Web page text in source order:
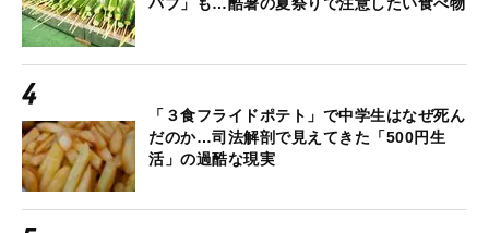
バブ」も…酷暑の夏祭りで注意したい食べ物
「３食フライドポテト」で中学生はなぜ死ん
だのか…司法解剖で見えてきた「500円生
活」の過酷な現実